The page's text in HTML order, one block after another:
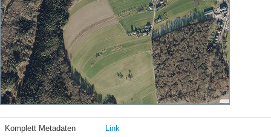
Komplett Metadaten Link